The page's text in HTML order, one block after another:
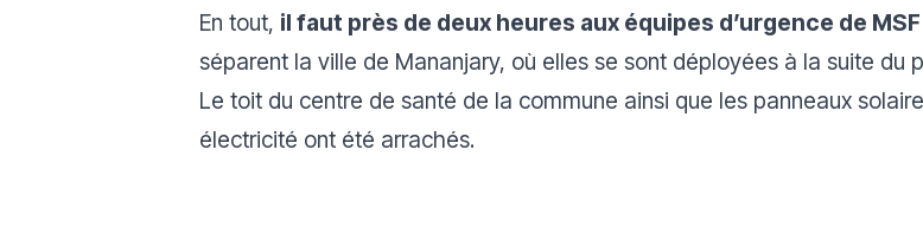
En tout, il faut près de deux heures aux équipes d’urgence de
séparent la ville de Mananjary, où elles se sont déployées à la suite du
Le toit du centre de santé de la commune ainsi que les panneaux
électricité ont été arrachés.